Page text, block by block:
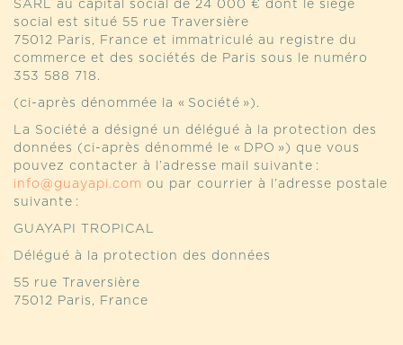
SARL au capital social de 24 000 € dont le siège
social est situé 55 rue Traversière
75012 Paris, France et immatriculé au registre du
commerce et des sociétés de Paris sous le numéro
353 588 718.
(ci-après dénommée la « Société »).
La Société a désigné un délégué à la protection des
données (ci-après dénommé le « DPO ») que vous
pouvez contacter à l’adresse mail suivante :
info@guayapi.com ou par courrier à l’adresse postale
suivante :
GUAYAPI TROPICAL
Délégué à la protection des données
55 rue Traversière
75012 Paris, France